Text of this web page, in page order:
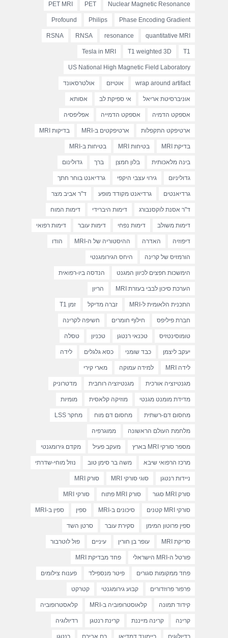
Nuclear Magnetic Resonance
PET
PET MRI
Phase Encoding Gradient
Philips
Profound
quantitative MRI
resonance
RNSA
RSNA
T1
T1 weighted 3D
Tesla in MRI
US National High Magnetic Field Laboratory
wrap around artifact אוטיזם אולטרסאונד
אוניברסיטת אריאל אי ספיקת לב אסותא
אספקט הדמיה אספקט הדמייה אפליפסיה
ארטיפקט התקפלות ארטיפקטים ב-MRI בדיקות MRI
בדיקת MRI בטיחות MRI בטיחות ב-MRI
בינה מלאכותית בלון חמצן ברך גדולינום
גדוליניום גירוי עצבי היקפי גרדיאנט בוחר חתך
גרדיאנטים גרדיאנט מקודד מופע ד"ר אביב מצר
ד"ר אסנת לוקסנבורג דימות היברידי דימות המוח
דימות משולב דימות נפחי דימות עובר דימות רפואי
דיפוזיה האדרה ההיסטוריה של ה-MRI הודו
הורמזיס של קרינה היחס הגירומגנטי
הימשכות חפצים לכיוון המגנט הנדסה ביו-רפואית
הערכת סיכון לבבי בעזרת MRI הריון
התכנית הלאומית ל-MRI זברה מדיקל זמן T1
חברת פיליפס חילוף חומרים חשיפה לקרינה
טומוסינטזיס טכנאי רנטגן טכניון טסלה
יעקב ליצמן כבד שומני כסא גלגלים לידה
לידה MRI למידה עמוקה מארי קירי
מגנטיזציה אורכית מגנטיזציה רוחבית מדטרוניק
מדידת מומנט מגנטי מוזיקה קלאסית מומיות
מחסום דם-רשתית מחסום דם מוח מחקר LSS
מלחמת העולם הראשונה ממוגרפיה
מספר סורקי MRI בארץ מעקב פעיל מקדם גירומגנטי
מרכז הרפואי שיבא משה בר סימן טוב נוזל מוחי-שדרתי
ניידות רנטגן סוגי סורקי MRI סורק MRI
סורק MRI סגור סורק MRI פתוח סורקי MRI
סורקי MRI קטנים סיכונים ב-MRI ספין ספין ב-MRI
ספין פרוטון המימן סקירת עובר סרטן השד
סריקת MRI עופר בן חורין עיניים פול לוטרבור
פורטל ה-MRI הישראלי פחד מבדיקת MRI
פחד ממקומות סגורים פיטר מנספילד פענוח צילומים
פרפור פרוזדורים קבוע גירומגנטי קטרקט
קידוד תמונה קלאוסטרופוביה ב-MRI קלאסטרופוביה
קרינה קרינה מייננת קרינת רנטגן רדיולוגיה
רדיולוגים ריימונד דמדיאן רם אבירם רנטגן